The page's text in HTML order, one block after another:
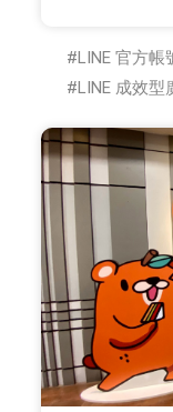
LINE 官方帳
LINE 成效型